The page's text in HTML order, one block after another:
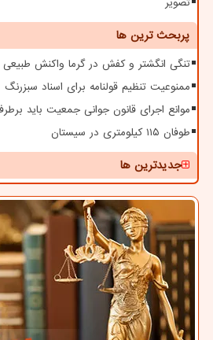
پربحث ترین ها
تنگی انگشتر و کفش در گرما واکنش
ممنوعیت تنظیم قولنامه برای اسناد سبزرنگ
موانع اجرای قانون جوانی جمعیت باید
طوفان ۱۱۵ کیلومتری در سیستان
جدیدترین ها